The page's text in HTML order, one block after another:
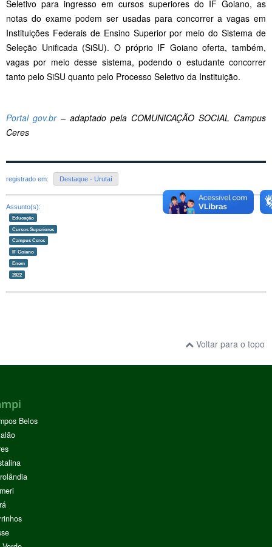
Seletivo para ingresso em cursos superiores do IF Goiano, as
notas do exame podem ser usadas para concorrer a vagas em
Instituições Federais de Ensino Superior por meio do Sistema de
Seleção Unificada (SiSU). O próprio IF Goiano oferta, também,
vagas por meio desse sistema, podendo o estudante concorrer
tanto pelo SiSU quanto pelo Processo Seletivo da Instituição.
Portal gov.br– adaptado pela COMUNICAÇÃO SOCIAL Campus
Ceres
registrado em: Destaque - Urutaí
Assunto(s):
Educação
Cursos Superiores
Campus Ceres
IF Goiano
Enem
2022
Voltar para o topo
Belos